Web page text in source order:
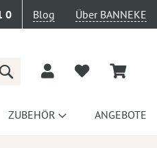
0 Blog Über BANNEKE
Suche
ZUBEHÖR ANGEBOTE